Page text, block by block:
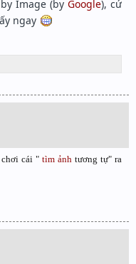
Image (by Google), cứ
ngay
chơi cái "tìm ảnh tương tự" ra